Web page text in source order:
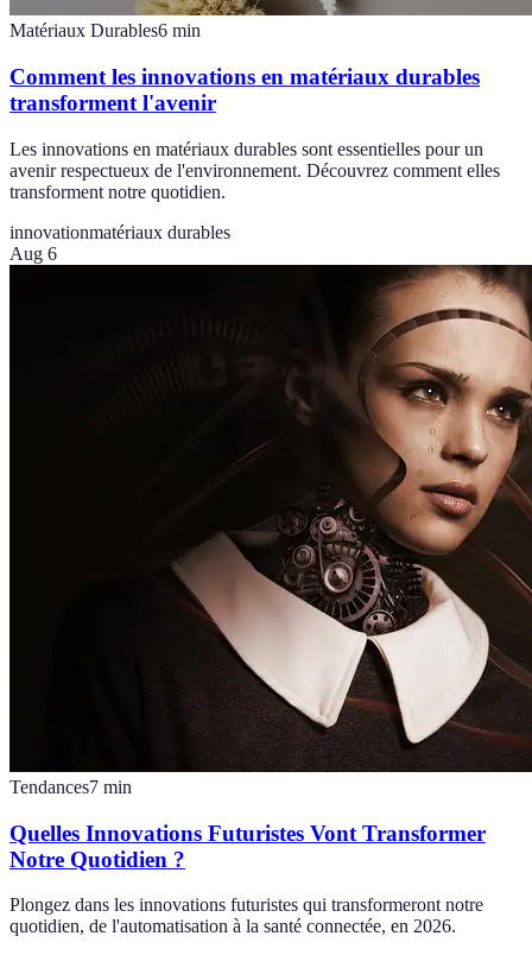
Matériaux Durables6 min
Comment les innovations en matériaux durables
transforment l'avenir
Les innovations en matériaux durables sont essentielles pour un
avenir respectueux de l'environnement. Découvrez comment elles
transforment notre quotidien.
innovationmatériaux durables
Aug 6
Tendances7 min
Quelles Innovations Futuristes Vont Transformer
Notre Quotidien ?
Plongez dans les innovations futuristes qui transformeront notre
quotidien, de l'automatisation à la santé connectée, en 2026.